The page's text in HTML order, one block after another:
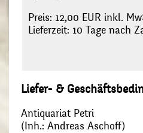
Preis: 12,00 EUR inkl.
Lieferzeit: 10 Tage nach
Liefer- &
Antiquariat Petri
(Inh.: Andreas Aschoff)